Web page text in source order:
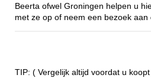
Beerta ofwel Groningen helpen u
met ze op of neem een bezoek aan
TIP: ( Vergelijk altijd voordat u koopt